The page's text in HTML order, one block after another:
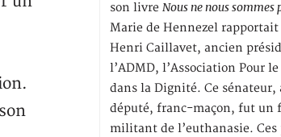
son livreNous ne nous sommes
Marie de Hennezel rapportait
Henri Caillavet, ancien
l’ADMD, l’Association Pour
dans la Dignité. Ce sénateur,
député, franc-maçon, fut un
militant de l’euthanasie. Ces